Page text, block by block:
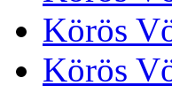
Körös
Körös